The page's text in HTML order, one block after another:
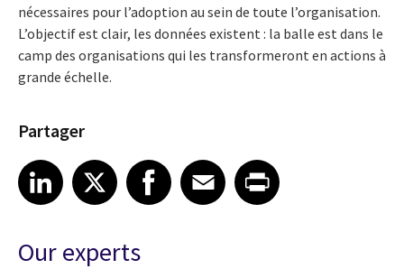
nécessaires pour l’adoption au sein de toute l’organisation.
L’objectif est clair, les données existent : la balle est dans le
camp des organisations qui les transformeront en actions à
grande échelle.
Partager
Share article on LinkedIn
LinkedIn
Share article on XShare article on Facebook
Facebook
Share article on Email
EmailShare article on Print
Our experts